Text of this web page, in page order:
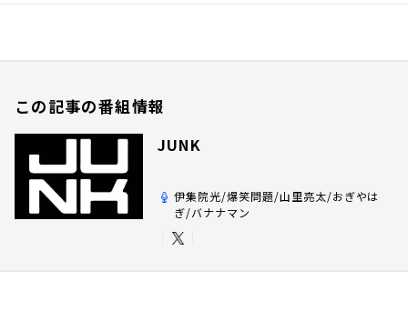
この記事の番組情報
JUNK
伊集院光/爆笑問題/山里亮太/おぎやは
ぎ/バナナマン